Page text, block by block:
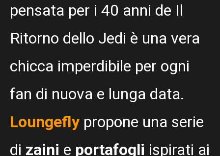
pensata per i 40 anni de Il
Ritorno dello Jedi è una vera
chicca imperdibile per ogni
fan di nuova e lunga data.
Loungefly propone una serie
di zaini e portafogli ispirati ai